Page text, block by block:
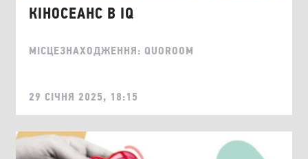
КІНОСЕАНС В IQ
МІСЦЕЗНАХОДЖЕННЯ: QUOROOM
29 СІЧНЯ 2025, 18:15